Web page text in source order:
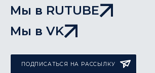
Мы в RUTUBE
Мы в VK
ПОДПИСАТЬСЯ НА РАССЫЛКУ